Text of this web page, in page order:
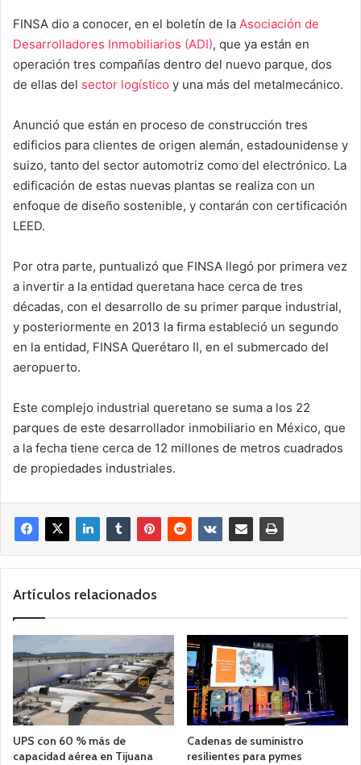
FINSA dio a conocer, en el boletín de la Asociación de
Desarrolladores Inmobiliarios (ADI), que ya están en
operación tres compañías dentro del nuevo parque, dos
de ellas del sector logístico y una más del metalmecánico.
Anunció que están en proceso de construcción tres
edificios para clientes de origen alemán, estadounidense y
suizo, tanto del sector automotriz como del electrónico. La
edificación de estas nuevas plantas se realiza con un
enfoque de diseño sostenible, y contarán con certificación
LEED.
Por otra parte, puntualizó que FINSA llegó por primera vez
a invertir a la entidad queretana hace cerca de tres
décadas, con el desarrollo de su primer parque industrial,
y posteriormente en 2013 la firma estableció un segundo
en la entidad, FINSA Querétaro II, en el submercado del
aeropuerto.
Este complejo industrial queretano se suma a los 22
parques de este desarrollador inmobiliario en México, que
a la fecha tiene cerca de 12 millones de metros cuadrados
de propiedades industriales.
Artículos relacionados
UPS con 60 % más de
capacidad aérea en Tijuana
Cadenas de suministro
resilientes para pymes